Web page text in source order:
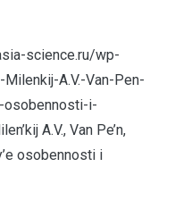
science.ru/wp-
A.V.-Van-Pen-
osobennosti-i-
A.V., Van Pe’n,
osobennosti i